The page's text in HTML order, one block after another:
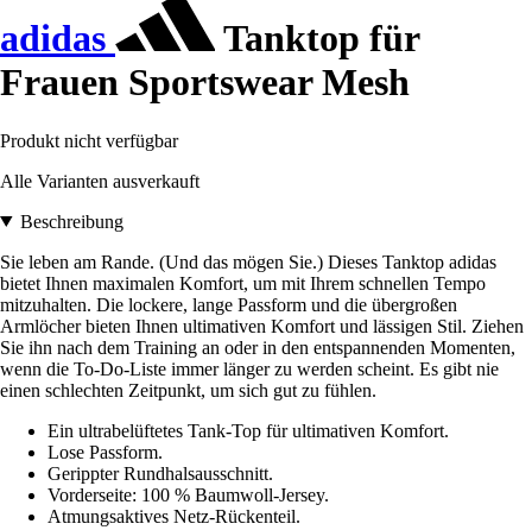
adidas
Tanktop für
Frauen Sportswear Mesh
Produkt nicht verfügbar
Alle Varianten ausverkauft
Beschreibung
Sie leben am Rande. (Und das mögen Sie.) Dieses Tanktop adidas
bietet Ihnen maximalen Komfort, um mit Ihrem schnellen Tempo
mitzuhalten. Die lockere, lange Passform und die übergroßen
Armlöcher bieten Ihnen ultimativen Komfort und lässigen Stil. Ziehen
Sie ihn nach dem Training an oder in den entspannenden Momenten,
wenn die To-Do-Liste immer länger zu werden scheint. Es gibt nie
einen schlechten Zeitpunkt, um sich gut zu fühlen.
Ein ultrabelüftetes Tank-Top für ultimativen Komfort.
Lose Passform.
Gerippter Rundhalsausschnitt.
Vorderseite: 100 % Baumwoll-Jersey.
Atmungsaktives Netz-Rückenteil.